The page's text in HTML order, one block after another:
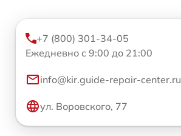
+7 (800) 301-34-05
Ежедневно с 9:00 до 21:00
info@kir.guide-repair-center.ru
ул. Воровского, 77